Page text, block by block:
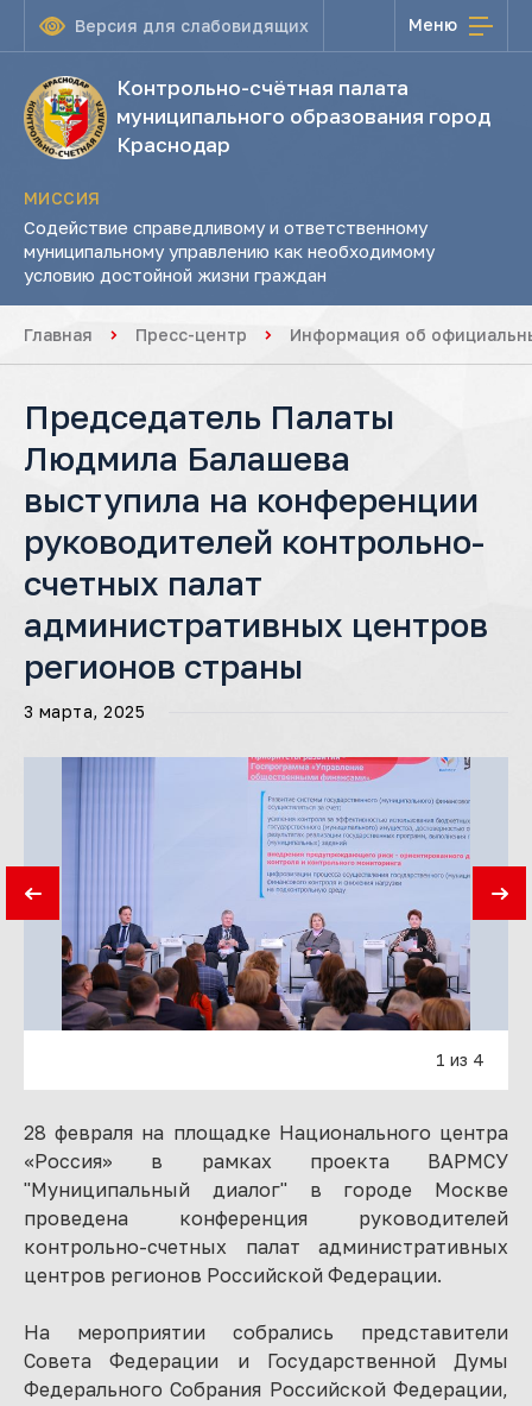
Версия для слабовидящих Меню
Контрольно-счётная палата
муниципального образования город
Краснодар
МИССИЯ
Содействие справедливому и ответственному
муниципальному управлению как необходимому
условию достойной жизни граждан
Главная Пресс-центр Информация об
Председатель Палаты
Людмила Балашева
выступила на конференции
руководителей контрольно-
счетных палат
административных центров
регионов страны
3 марта, 2025
1 из 4
28 февраля на площадке Национального центра
«Россия» в рамках проекта ВАРМСУ
"Муниципальный диалог" в городе Москве
проведена конференция руководителей
контрольно-счетных палат административных
центров регионов Российской Федерации.
На мероприятии собрались представители
Совета Федерации и Государственной Думы
Федерального Собрания Российской Федерации,